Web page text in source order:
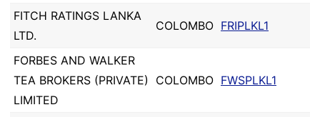
FITCH RATINGS LANKA
LTD.
COLOMBO FRIPLKL1
FORBES AND WALKER
TEA BROKERS (PRIVATE)
LIMITED
COLOMBO FWSPLKL1